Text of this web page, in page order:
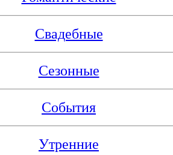
Свадебные
Сезонные
События
Утренние